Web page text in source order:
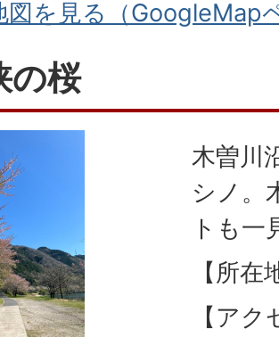
図を見る（GoogleMap
の桜
木曽川
シノ。
トも
【所
【ア